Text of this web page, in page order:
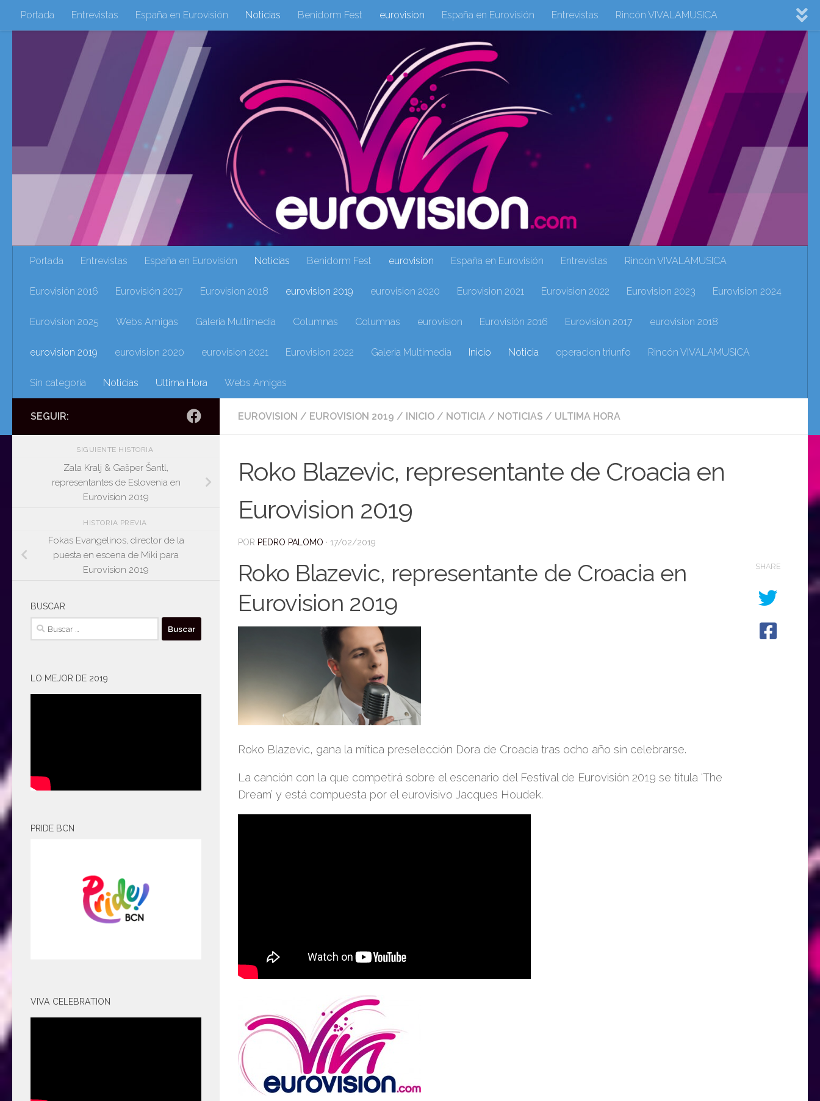
Saltar al contenido
Portada Entrevistas España en Eurovisión Noticias Benidorm Fest eurovision España en Eurovisión Entrevistas Rincón VIVALAMUSICA
Eurovisión 2016 Eurovisión 2017 Eurovision 2018 eurovision 2020 Eurovision 2021 Eurovision 2024
Eurovision 2025 Webs Amigas Galeria Multimedia Columnas Columnas eurovision Eurovisión 2016 eurovision 2018 eurovision 2019
eurovision 2020 eurovision 2021 Eurovision 2022 Galeria Multimedia Inicio Noticia operacion triunfo Rincón VIVALAMUSICA Sin categoría Noticias
Ultima Hora Webs Amigas
Portada Entrevistas España en Eurovisión Noticias Benidorm Fest eurovision España en Eurovisión Entrevistas Rincón VIVALAMUSICA
Eurovisión 2016 Eurovisión 2017 Eurovision 2018 eurovision 2019 eurovision 2020 Eurovision 2021 Eurovision 2022 Eurovision 2023 Eurovision 2024
Eurovision 2025 Webs Amigas Galeria Multimedia Columnas Columnas eurovision Eurovisión 2016 Eurovisión 2017 eurovision 2018
eurovision 2019 eurovision 2020 eurovision 2021 Eurovision 2022 Galeria Multimedia Inicio Noticia operacion triunfo Rincón VIVALAMUSICA
Sin categoría Noticias Ultima Hora Webs Amigas
EUROVISION / EUROVISION 2019 / INICIO / NOTICIA / NOTICIAS / ULTIMA HORA
Roko Blazevic, representante de Croacia en
Eurovision 2019
POR PEDRO PALOMO · 17/02/2019
Roko Blazevic, representante de Croacia en
Eurovision 2019
Roko Blazevic, gana la mítica preselección Dora de Croacia tras ocho año sin celebrarse.
La canción con la que competirá sobre el escenario del Festival de Eurovisión 2019 se titula ‘The
Dream’ y está compuesta por el eurovisivo Jacques Houdek.
SHARE
SEGUIR:
SIGUIENTE HISTORIA
Zala Kralj & Gašper Šantl,
representantes de Eslovenia en
Eurovision 2019
HISTORIA PREVIA
Fokas Evangelinos, director de la
puesta en escena de Miki para
Eurovision 2019
BUSCAR
Buscar:
LO MEJOR DE 2019
PRIDE BCN
VIVA CELEBRATION